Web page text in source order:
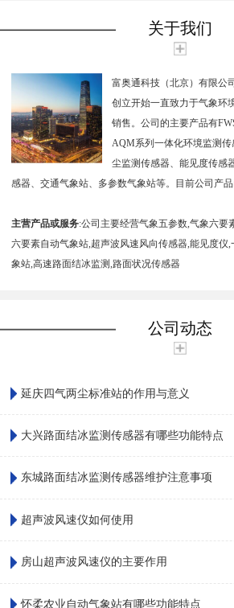
关于我们
富奥通科技（北京）有限公
创立开始一直致力于气象环
销售。公司的主要产品有
AQM系列一体化环境监测
尘监测传感器、能见度传感
感器、交通气象站、多参数气象站等。目前公司产
主营产品或服务:公司主要经营气象五参数,气象六要
六要素自动气象站,超声波风速风向传感器,能见度仪
象站,高速路面结冰监测,路面状况传感器
公司动态
延庆四气两尘标准站的作用与意义
大兴路面结冰监测传感器有哪些功能特点
东城路面结冰监测传感器维护注意事项
超声波风速仪如何使用
房山超声波风速仪的主要作用
怀柔农业自动气象站有哪些功能特点